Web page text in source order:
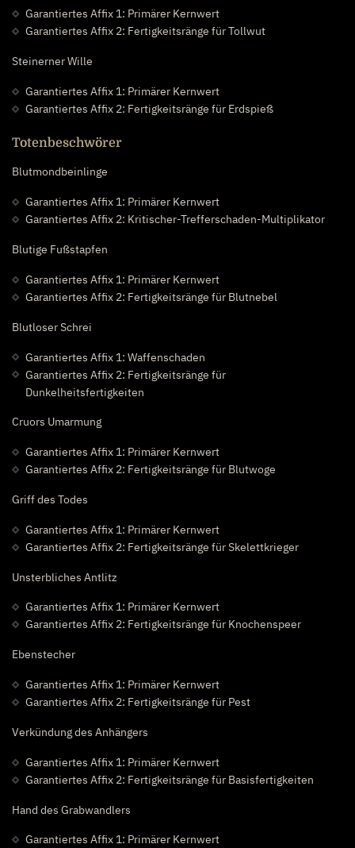
Garantiertes Affix 1: Primärer Kernwert
Garantiertes Affix 2: Fertigkeitsränge für Tollwut
Steinerner Wille
Garantiertes Affix 1: Primärer Kernwert
Garantiertes Affix 2: Fertigkeitsränge für Erdspieß
Totenbeschwörer
Blutmondbeinlinge
Garantiertes Affix 1: Primärer Kernwert
Garantiertes Affix 2: Kritischer-Trefferschaden-Multiplikator
Blutige Fußstapfen
Garantiertes Affix 1: Primärer Kernwert
Garantiertes Affix 2: Fertigkeitsränge für Blutnebel
Blutloser Schrei
Garantiertes Affix 1: Waffenschaden
Garantiertes Affix 2: Fertigkeitsränge für
Dunkelheitsfertigkeiten
Cruors Umarmung
Garantiertes Affix 1: Primärer Kernwert
Garantiertes Affix 2: Fertigkeitsränge für Blutwoge
Griff des Todes
Garantiertes Affix 1: Primärer Kernwert
Garantiertes Affix 2: Fertigkeitsränge für Skelettkrieger
Unsterbliches Antlitz
Garantiertes Affix 1: Primärer Kernwert
Garantiertes Affix 2: Fertigkeitsränge für Knochenspeer
Ebenstecher
Garantiertes Affix 1: Primärer Kernwert
Garantiertes Affix 2: Fertigkeitsränge für Pest
Verkündung des Anhängers
Garantiertes Affix 1: Primärer Kernwert
Garantiertes Affix 2: Fertigkeitsränge für Basisfertigkeiten
Hand des Grabwandlers
Garantiertes Affix 1: Primärer Kernwert